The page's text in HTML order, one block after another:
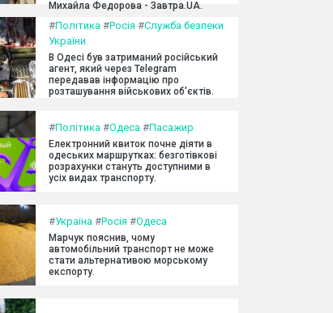
Михайла Федорова - Завтра.UA.
#Політика #Росія #Служба безпеки
України
В Одесі був затриманий російський
агент, який через Telegram
передавав інформацію про
розташування військових об'єктів.
#Політика #Одеса #Пасажир
Електронний квиток почне діяти в
одеських маршрутках: безготівкові
розрахунки стануть доступними в
усіх видах транспорту.
#Україна #Росія #Одеса
Марчук пояснив, чому
автомобільний транспорт не може
стати альтернативою морському
експорту.